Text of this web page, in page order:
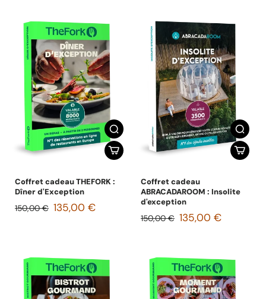
Coffret cadeau THEFORK :
Dîner d'Exception
150,00 € 135,00 €
Coffret cadeau
ABRACADAROOM : Insolite
d'exception
150,00 € 135,00 €